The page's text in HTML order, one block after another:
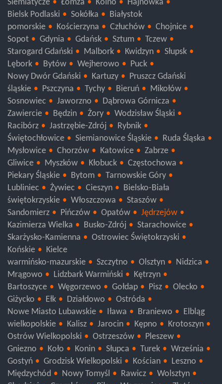
Siemiatycze
Łomża Kolno
Hajnówka
Bielsk Podlaski
Sokółka
Białystok
pomorskie
Kościerzyna Człuchów
Chojnice
Sopot
Gdynia Gdańsk Sztum
Tczew
Starogard Gdański
Malbork Kwidzyn
Słupsk
Lębork
Bytów Wejherowo
Puck
Nowy Dwór Gdański
Kartuzy
Pruszcz Gdański
śląskie
Pszczyna Tychy Bieruń
Mikołów
Sosnowiec
Jaworzno
Dąbrowa Górnicza
Zawiercie
Będzin Żory
Wodzisław Śląski
Racibórz
Jastrzębie-Zdrój
Rybnik
Świętochłowice
Siemianowice Śląskie
Ruda Śląska
Mysłowice
Chorzów Katowice
Zabrze
Gliwice
Myszków Kłobuck
Częstochowa
Piekary Śląskie
Bytom
Tarnowskie Góry
Lubliniec
Żywiec Cieszyn
Bielsko-Biała
świętokrzyskie
Włoszczowa
Staszów
Sandomierz
Pińczów Opatów
Jędrzejów
Kazimierza Wielka
Busko-Zdrój
Starachowice
Skarżysko-Kamienna
Ostrowiec Świętokrzyski
Końskie
Kielce
warmińsko-mazurskie
Szczytno Olsztyn
Nidzica
Mrągowo
Lidzbark Warmiński
Kętrzyn
Bartoszyce
Węgorzewo Gołdap Pisz
Olecko
Giżycko
Ełk Działdowo
Ostróda
Nowe Miasto Lubawskie
Iława Braniewo
Elbląg
wielkopolskie
Kalisz Jarocin Kępno
Krotoszyn
Ostrów Wielkopolski
Ostrzeszów
Pleszew
Gniezno
Koło Konin Słupca Turek
Września
Gostyń
Grodzisk Wielkopolski Kościan
Leszno
Międzychód
Nowy Tomyśl Rawicz
Wolsztyn